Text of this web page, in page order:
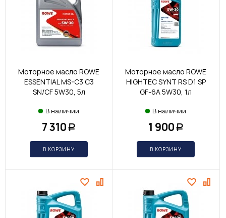
Моторное масло ROWE
ESSENTIAL MS-C3 С3
SN/CF 5W30, 5л
В наличии
7 310 Р
В КОРЗИНУ
Моторное масло ROWE
HIGHTEC SYNT RS D1 SP
GF-6A 5W30, 1л
В наличии
1 900 Р
В КОРЗИНУ